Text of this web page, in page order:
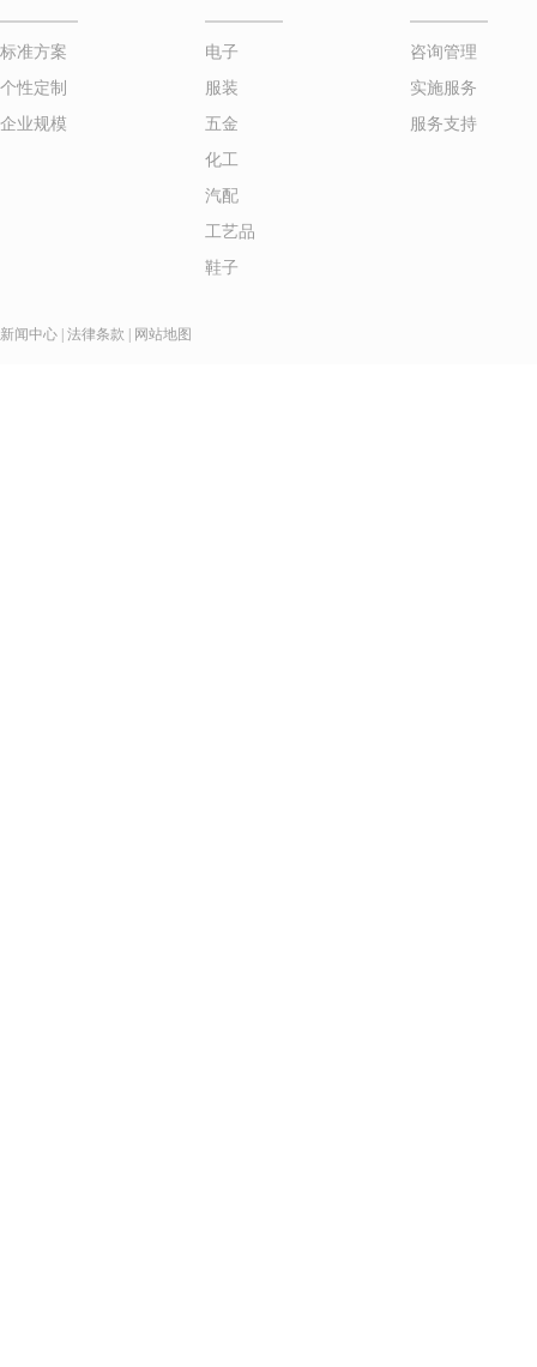
标准方案
个性定制
企业规模
电子
服装
五金
化工
汽配
工艺品
鞋子
咨询管理
实施服务
服务支持
新闻中心 法律条款 网站地图